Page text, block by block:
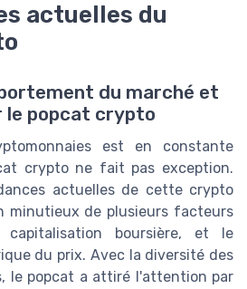
actuelles du
du marché et
le popcat crypto
est en constante
crypto ne fait pas exception.
actuelles de cette crypto
minutieux de plusieurs facteurs
boursière, et le
du prix. Avec la diversité des
le popcat a attiré l'attention par